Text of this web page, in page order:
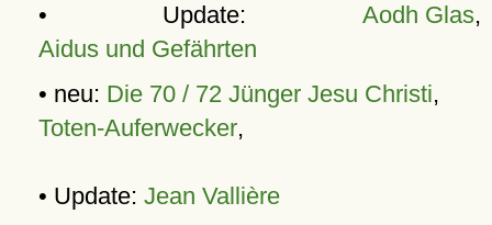
• Update: Aodh Glas,
Aidus und Gefährten
• neu: Die 70 / 72 Jünger Jesu Christi,
Toten-Auferwecker,
• Update: Jean Vallière